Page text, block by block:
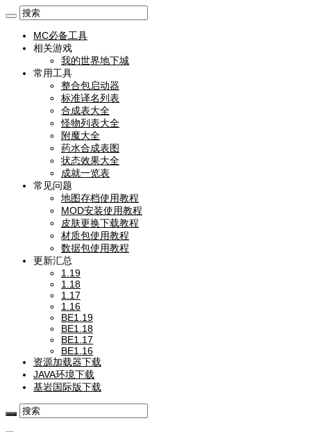
MC必备工具
相关游戏
我的世界地下城
常用工具
整合包启动器
标准译名列表
合成表大全
怪物列表大全
附魔大全
药水合成表图
状态效果大全
成就一览表
常见问题
地图存档使用教程
MOD安装使用教程
皮肤更换下载教程
材质包使用教程
数据包使用教程
更新汇总
1.19
1.18
1.17
1.16
BE1.19
BE1.18
BE1.17
BE1.16
资源加载器下载
JAVA环境下载
基岩国际版下载